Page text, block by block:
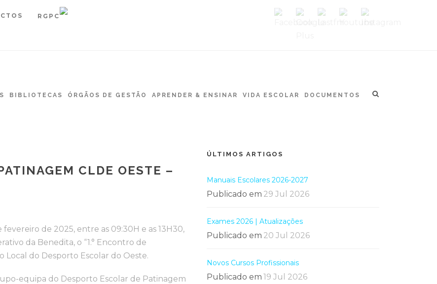
RGPC
BIBLIOTECAS ÓRGÃOS DE GESTÃO APRENDER & ENSINAR VIDA ESCOLAR DOCUMENTOS
CLDE OESTE –
de 2025, entre as 09:30H e as 13H30,
da Benedita, o “1.° Encontro de
Local do Desporto Escolar do Oeste.
equipa do Desporto Escolar de Patinagem
ÚLTIMOS ARTIGOS
Manuais Escolares 2026-2027
Publicado em 29 Jul 2026
Exames 2026 | Atualizações
Publicado em 20 Jul 2026
Novos Cursos Profissionais
Publicado em 19 Jul 2026